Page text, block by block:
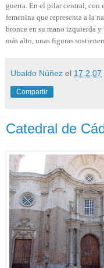
guerra. En el pilar central, con
femenina que representa a la
bronce en su mano izquierda
más alto, unas figuras
Ubaldo Núñez el 17.2.07
Compartir
Catedral de